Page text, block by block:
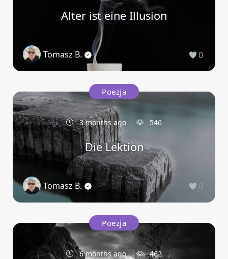
Alter ist eine Illusion
Tomasz B. 0
Poezja
3 months ago 546
Die Lektion
Tomasz B. 0
Poezja
6 months ago 462